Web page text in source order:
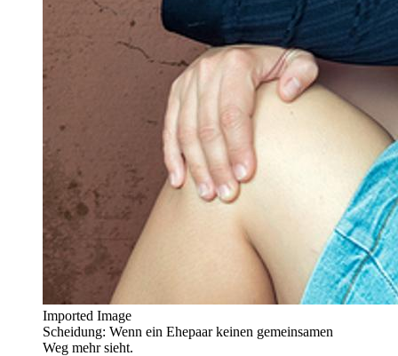
Imported Image
Scheidung: Wenn ein Ehepaar keinen gemeinsamen
Weg mehr sieht.